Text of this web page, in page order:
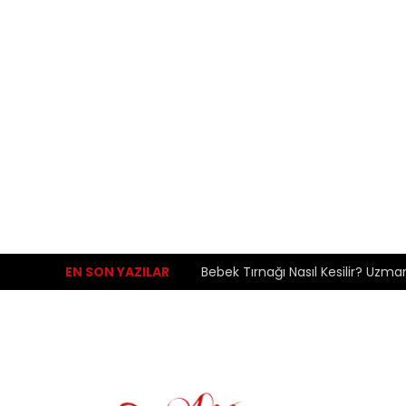
EN SON YAZILAR Bebek Tırnağı Nasıl Kesilir?